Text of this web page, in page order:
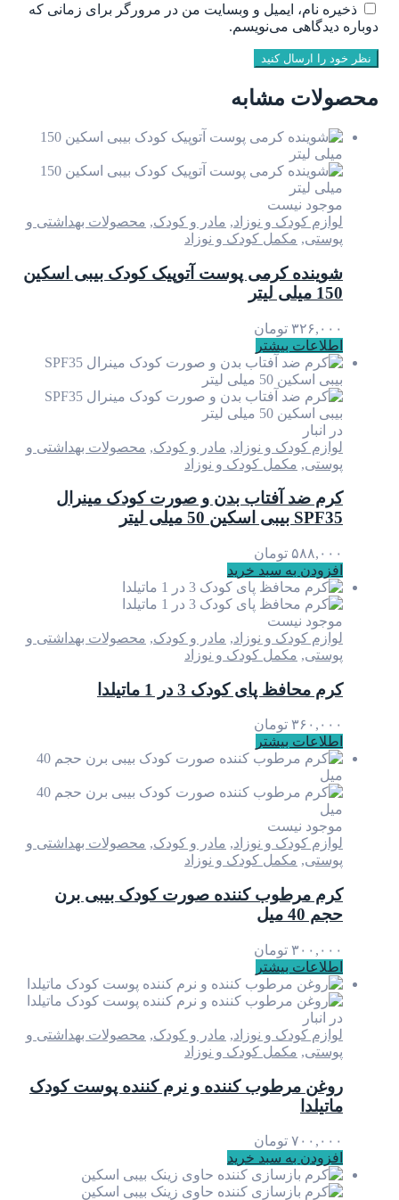
ذخیره نام، ایمیل و وبسایت من در مرورگر برای زمانی که
دوباره دیدگاهی می‌نویسم.
نظر خود را ارسال کنید
محصولات مشابه
موجود نیست
لوازم کودک و نوزاد, مادر و کودک, محصولات بهداشتی و
پوستی, مکمل کودک و نوزاد
شوینده کرمی پوست آتوپیک کودک بیبی اسکین
150 میلی لیتر
۳۲۶,۰۰۰ تومان
اطلاعات بیشتر
در انبار
لوازم کودک و نوزاد, مادر و کودک, محصولات بهداشتی و
پوستی, مکمل کودک و نوزاد
کرم ضد آفتاب بدن و صورت کودک مینرال
SPF35 بیبی اسکین 50 میلی لیتر
۵۸۸,۰۰۰ تومان
افزودن به سبد خرید
موجود نیست
لوازم کودک و نوزاد, مادر و کودک, محصولات بهداشتی و
پوستی, مکمل کودک و نوزاد
کرم محافظ پای کودک 3 در 1 ماتیلدا
۳۶۰,۰۰۰ تومان
اطلاعات بیشتر
موجود نیست
لوازم کودک و نوزاد, مادر و کودک, محصولات بهداشتی و
پوستی, مکمل کودک و نوزاد
کرم مرطوب کننده صورت کودک بیبی برن
حجم 40 میل
۳۰۰,۰۰۰ تومان
اطلاعات بیشتر
در انبار
لوازم کودک و نوزاد, مادر و کودک, محصولات بهداشتی و
پوستی, مکمل کودک و نوزاد
روغن مرطوب کننده و نرم کننده پوست کودک
ماتیلدا
۷۰۰,۰۰۰ تومان
افزودن به سبد خرید